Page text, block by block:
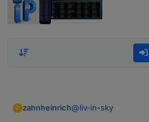
Z zahnheinrich@liv-in-sky